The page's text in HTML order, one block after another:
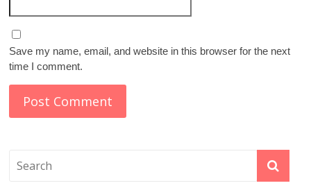
Save my name, email, and website in this browser for the next
time I comment.